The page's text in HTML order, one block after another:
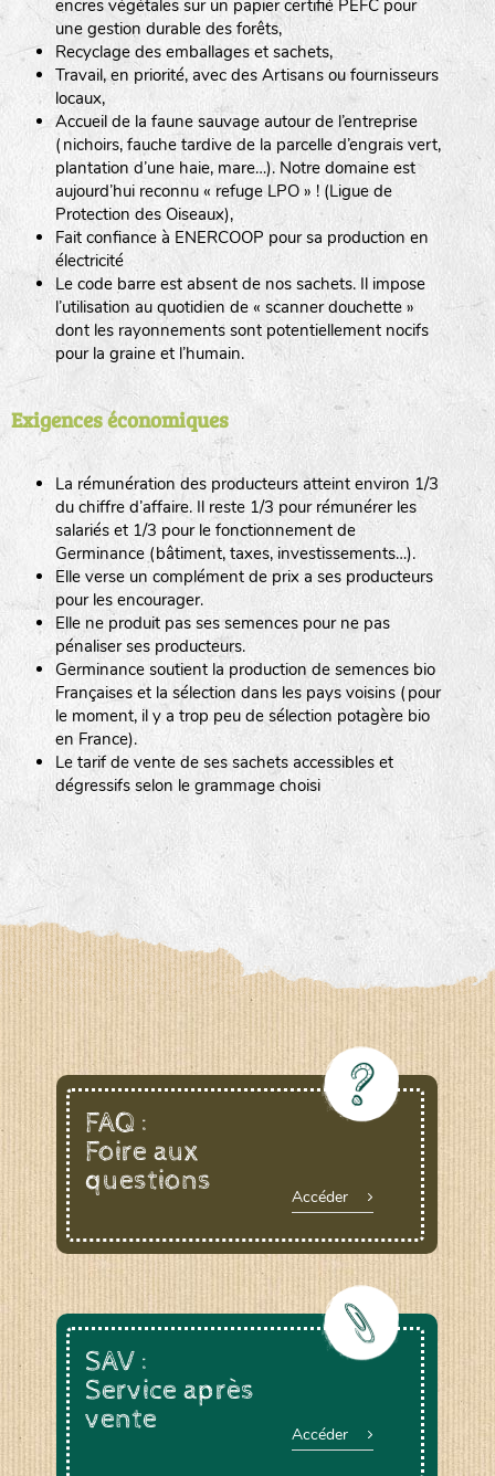
encres végétales sur un papier certifié PEFC pour
une gestion durable des forêts,
Recyclage des emballages et sachets,
Travail, en priorité, avec des Artisans ou fournisseurs
locaux,
Accueil de la faune sauvage autour de l’entreprise
(nichoirs, fauche tardive de la parcelle d’engrais vert,
plantation d’une haie, mare…). Notre domaine est
aujourd’hui reconnu « refuge LPO » ! (Ligue de
Protection des Oiseaux),
Fait confiance à ENERCOOP pour sa production en
électricité
Le code barre est absent de nos sachets. Il impose
l’utilisation au quotidien de « scanner douchette »
dont les rayonnements sont potentiellement nocifs
pour la graine et l’humain.
Exigences économiques
La rémunération des producteurs atteint environ 1/3
du chiffre d’affaire. Il reste 1/3 pour rémunérer les
salariés et 1/3 pour le fonctionnement de
Germinance (bâtiment, taxes, investissements…).
Elle verse un complément de prix a ses producteurs
pour les encourager.
Elle ne produit pas ses semences pour ne pas
pénaliser ses producteurs.
Germinance soutient la production de semences bio
Françaises et la sélection dans les pays voisins (pour
le moment, il y a trop peu de sélection potagère bio
en France).
Le tarif de vente de ses sachets accessibles et
dégressifs selon le grammage choisi
FAQ :
Foire aux
questions
Accéder
SAV :
Service après
vente
Accéder